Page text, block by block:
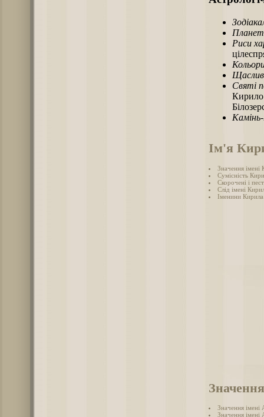
Риси
Святі
Кирило
Ім'я
Значення імені
Сумісність
Скорочені і
Слід імені
Іменини Кирила
Значення імені
Значення імені